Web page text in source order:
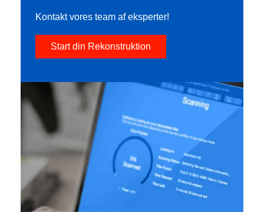
Kontakt vores team af eksperter!
Start din Rekonstruktion